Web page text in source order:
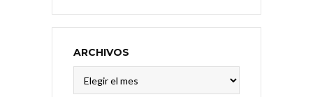
ARCHIVOS